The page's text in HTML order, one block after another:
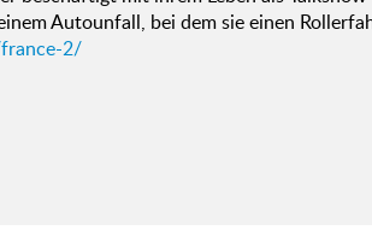
Autounfall, bei dem sie einen
2/